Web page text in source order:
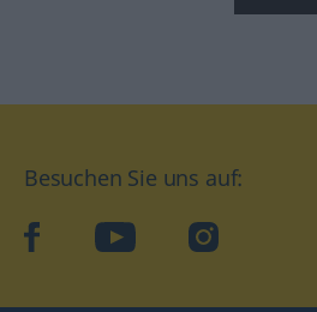
Besuchen Sie uns auf:
facebookYouTube Instagram